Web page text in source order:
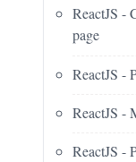
ReactJS -
page
ReactJS -
ReactJS -
ReactJS -